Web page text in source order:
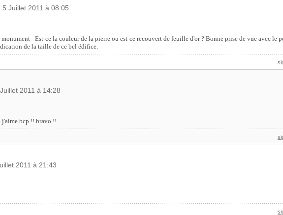
5 Juillet 2011 à 08:05
- Est-ce la couleur de la pierre ou est-ce recouvert de feuille d'or ? Bonne prise de vue avec le
de la taille de ce bel édifice.
2011 à 14:28
j'aime bcp !! bravo !!
2011 à 21:43